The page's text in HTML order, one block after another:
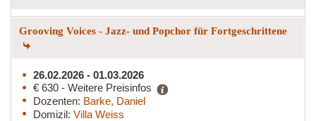
Grooving Voices - Jazz- und Popchor für Fortgeschrittene
26.02.2026 - 01.03.2026
€ 630 - Weitere Preisinfos
Dozenten: Barke, Daniel
Domizil: Villa Weiss